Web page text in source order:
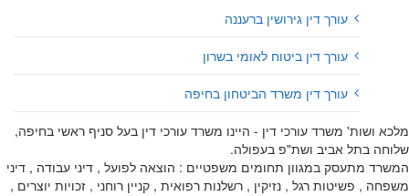
עורך דין גירושין ברעננה
עורך דין ביטוח לאומי בשרון
עורך דין משרד הביטחון בחיפה
מלכא ושות' משרד עורכי דין - היינו משרד עורכי דין בעל סניף ראשי בחיפה,
שלוחה בתל אביב ושת"פ בעפולה.
המשרד מתעסק במגוון תחומים משפטיים : הוצאה לפועל , דיני עבודה , דיני
משפחה , פשיטות רגל , נזיקין , רשלנות רפואית , קניין רוחני , זכויות יוצרים ,